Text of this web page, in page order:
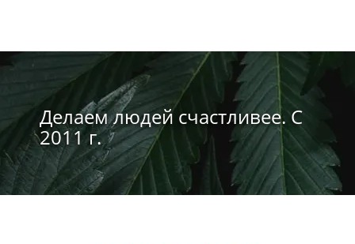
Делаем людей счастливее. С
2011 г.